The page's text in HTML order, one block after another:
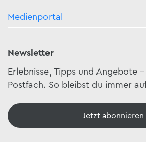
Medienportal
Newsletter
Erlebnisse, Tipps und Angebote
Postfach. So bleibst du immer
Jetzt abonnieren